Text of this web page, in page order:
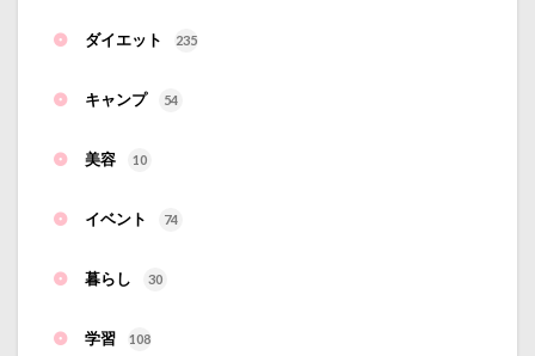
ダイエット 235
キャンプ 54
美容 10
イベント 74
暮らし 30
学習 108